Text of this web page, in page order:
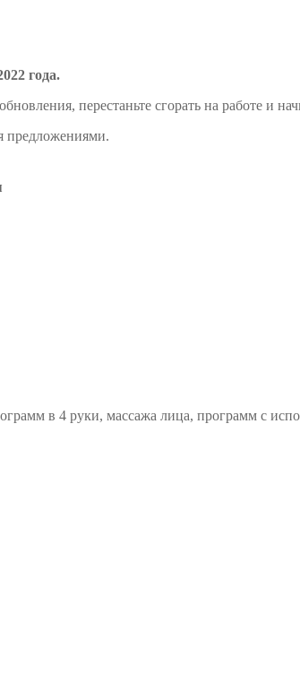
года.
перестаньте сгорать на работе и
предложениями.
в 4 руки, массажа лица, программ с